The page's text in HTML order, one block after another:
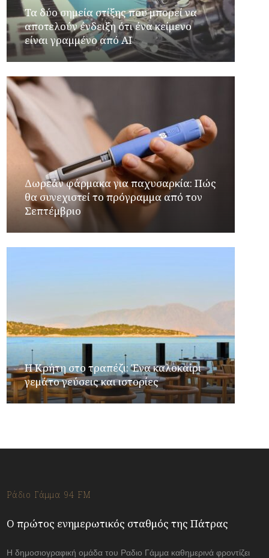
Τα δύο σημεία στίξης που μπορεί να
αποτελούν ένδειξη ότι ένα κείμενο
είναι γραμμένο από AI
Δωρεάν φάρμακα για παχυσαρκία: Πώς
θα συνεχιστεί το πρόγραμμα από τον
Σεπτέμβριο
Η Κρήτη στο τραπέζι: Ένα καλοκαίρι
γεμάτο γεύσεις και ιστορίες
Ράδιο Γάμμα 94 FM
Ο πρώτος ενημερωτικός σταθμός της Πάτρας
Η δημοσιογραφική ομάδα του Ραδιο Γάμμα καθημερινά φροντίζει